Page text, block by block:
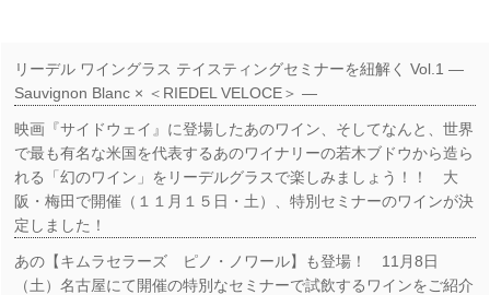
リーデル ワイングラス テイスティングセミナーを紐解く Vol.1 ―
Sauvignon Blanc × ＜RIEDEL VELOCE＞ ―
映画『サイドウェイ』に登場したあのワイン、そしてなんと、世界
で最も有名な米国を代表するあのワイナリーの若木ブドウから造ら
れる「幻のワイン」をリーデルグラスで楽しみましょう！！ 大
阪・梅田で開催（１１月１５日・土）、特別セミナーのワインが決
定しました！
あの【キムラセラーズ ピノ・ノワール】も登場！ 11月8日
（土）名古屋にて開催の特別なセミナーで試飲するワインをご紹介